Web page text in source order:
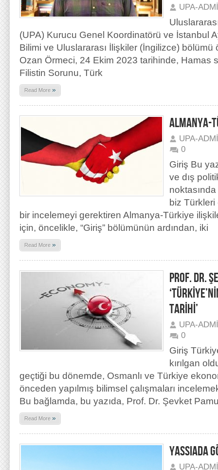
UPA-
(UPA) Kurucu Genel Koordinatörü ve İstanbul
Bilimi ve Uluslararası İlişkiler (İngilizce) bölümü
Ozan Örmeci, 24 Ekim 2023 tarihinde, Hamas
Filistin Sorunu, Türk
Read More »
ALMANYA-
UPA-
0
Giriş Bu
ve dış
biz Türkleri
bir incelemeyi gerektiren Almanya-Türkiye
için, öncelikle, “Giriş” bölümünün ardından, iki
Read More »
PROF. DR.
TARİHİ’
UPA-
0
Giriş
kırılgan
geçtiği bu dönemde, Osmanlı ve Türkiye
önceden yapılmış bilimsel çalışmaları
Bu bağlamda, bu yazıda, Prof. Dr. Şevket
Read More »
YASSIADA
UPA-